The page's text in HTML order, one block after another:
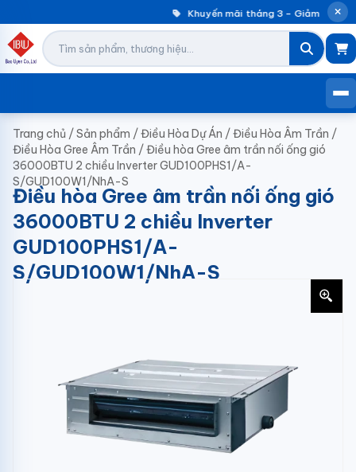
Khuyến mãi tháng 3 – Giảm đến
Trang chủ /Sản phẩm /Điều Hòa Dự Án /Điều Hòa Âm Trần /
Điều Hòa Gree Âm Trần /Điều hòa Gree âm trần nối ống gió
36000BTU 2 chiều Inverter GUD100PHS1/A-
S/GUD100W1/NhA-S
Điều hòa Gree âm trần nối ống gió
36000BTU 2 chiều Inverter
GUD100PHS1/A-
S/GUD100W1/NhA-S